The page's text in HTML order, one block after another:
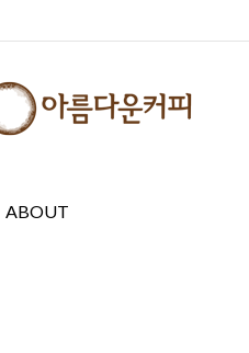
ABOUT